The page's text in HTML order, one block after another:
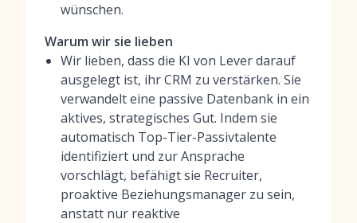
wünschen.
Warum wir sie lieben
Wir lieben, dass die KI von Lever darauf
ausgelegt ist, ihr CRM zu verstärken. Sie
verwandelt eine passive Datenbank in ein
aktives, strategisches Gut. Indem sie
automatisch Top-Tier-Passivtalente
identifiziert und zur Ansprache
vorschlägt, befähigt sie Recruiter,
proaktive Beziehungsmanager zu sein,
anstatt nur reaktive